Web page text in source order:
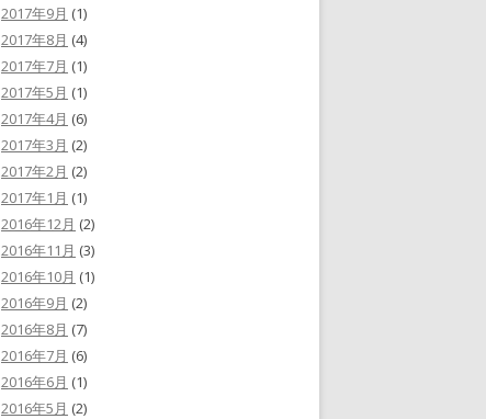
2017年9月 (1)
2017年8月 (4)
2017年7月 (1)
2017年5月 (1)
2017年4月 (6)
2017年3月 (2)
2017年2月 (2)
2017年1月 (1)
2016年12月 (2)
2016年11月 (3)
2016年10月 (1)
2016年9月 (2)
2016年8月 (7)
2016年7月 (6)
2016年6月 (1)
2016年5月 (2)